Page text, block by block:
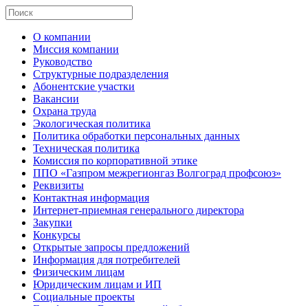
О компании
Миссия компании
Руководство
Структурные подразделения
Абонентские участки
Вакансии
Охрана труда
Экологическая политика
Политика обработки персональных данных
Техническая политика
Комиссия по корпоративной этике
ППО «Газпром межрегионгаз Волгоград профсоюз»
Реквизиты
Контактная информация
Интернет-приемная генерального директора
Закупки
Конкурсы
Открытые запросы предложений
Информация для потребителей
Физическим лицам
Юридическим лицам и ИП
Социальные проекты